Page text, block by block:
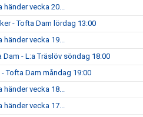
händer vecka 20...
- Tofta Dam lördag 13:00
händer vecka 19...
Dam - L:a Träslöv söndag 18:00
- Tofta Dam måndag 19:00
händer vecka 18...
händer vecka 17...